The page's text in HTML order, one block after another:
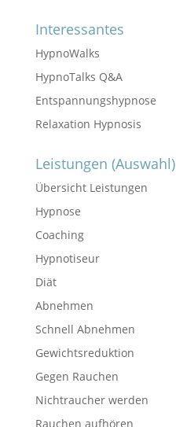
Interessantes
HypnoWalks
HypnoTalks Q&A
Entspannungshypnose
Relaxation Hypnosis
Leistungen (Auswahl)
Übersicht Leistungen
Hypnose
Coaching
Hypnotiseur
Diät
Abnehmen
Schnell Abnehmen
Gewichtsreduktion
Gegen Rauchen
Nichtraucher werden
Rauchen aufhören